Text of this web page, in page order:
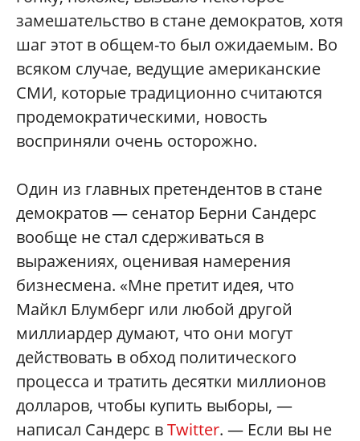
замешательство в стане демократов, хотя
шаг этот в общем-то был ожидаемым. Во
всяком случае, ведущие американские
СМИ, которые традиционно считаются
продемократическими, новость
восприняли очень осторожно.
Один из главных претендентов в стане
демократов — сенатор Берни Сандерс
вообще не стал сдерживаться в
выражениях, оценивая намерения
бизнесмена. «Мне претит идея, что
Майкл Блумберг или любой другой
миллиардер думают, что они могут
действовать в обход политического
процесса и тратить десятки миллионов
долларов, чтобы купить выборы, —
написал Сандерс вTwitter. — Если вы не